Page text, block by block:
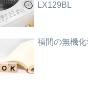
LX129BL
福間の無機